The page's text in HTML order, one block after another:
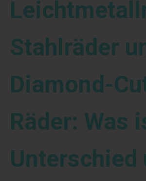
Stahlräder
Diamond-
Räder: Was
Unterschied